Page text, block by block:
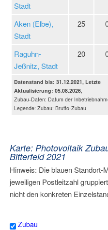
Stadt
Aken (Elbe),
Stadt
25
Raguhn-
Jeßnitz, Stadt
20
Datenstand bis: 31.12.2021, Letzte
Aktualisierung: 05.08.2026,
Zubau-Daten: Datum der
Legende: Zubau: Brutto-Zubau
Karte: Photovoltaik
Bitterfeld 2021
Hinweis: Die blauen Standort-
jeweiligen Postleitzahl
nicht den konkreten
Zubau